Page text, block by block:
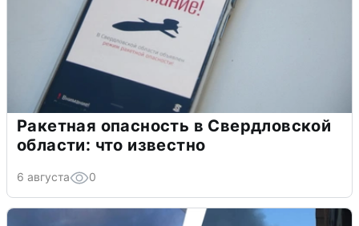
Ракетная опасность в Свердловской
области: что известно
6 августа 0